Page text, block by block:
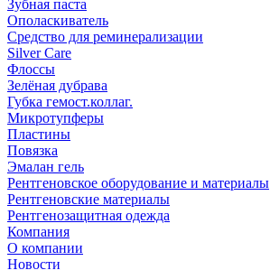
Зубная паста
Ополаскиватель
Средство для реминерализации
Silver Care
Флоссы
Зелёная дубрава
Губка гемост.коллаг.
Микротупферы
Пластины
Повязка
Эмалан гель
Рентгеновское оборудование и материалы
Рентгеновские материалы
Рентгенозащитная одежда
Компания
О компании
Новости